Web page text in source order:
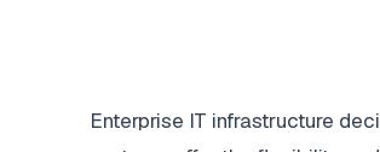
Enterprise IT infrastructure